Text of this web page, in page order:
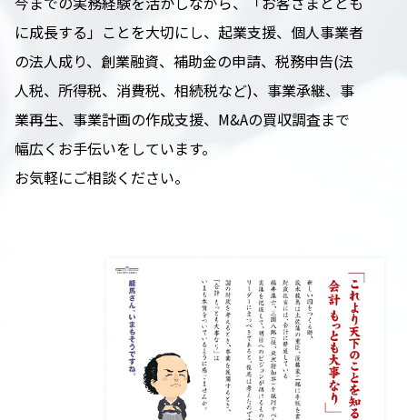
に成長する」ことを大切にし、起業支援、個人事業者
の法人成り、創業融資、補助金の申請、税務申告(法
人税、所得税、消費税、相続税など)、事業承継、事
業再生、事業計画の作成支援、M&Aの買収調査まで
幅広くお手伝いをしています。
お気軽にご相談ください。